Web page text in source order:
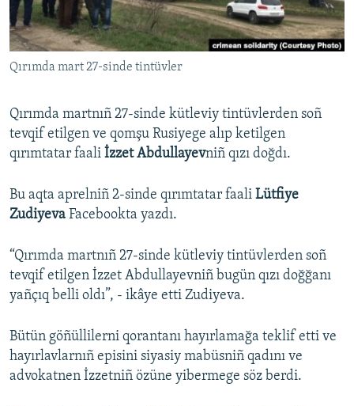
Русский
Українською
Qırımda mart 27-sinde tintüvler
Qırımda martnıñ 27-sinde kütleviy tintüvlerden soñ
tevqif etilgen ve qomşu Rusiyege alıp ketilgen
qırımtatar faali İzzet Abdullayevniñ qızı doğdı.
Bu aqta aprelniñ 2-sinde qırımtatar faali Lütfiye
Zudiyeva Facebookta yazdı.
“Qırımda martnıñ 27-sinde kütleviy tintüvlerden soñ
tevqif etilgen İzzet Abdullayevniñ bugün qızı doğğanı
yañçıq belli oldı”, - ikâye etti Zudiyeva.
Bütün göñüllilerni qorantanı hayırlamağa teklif etti ve
hayırlavlarnıñ episini siyasiy mabüsniñ qadını ve
advokatnen İzzetniñ özüne yibermege söz berdi.